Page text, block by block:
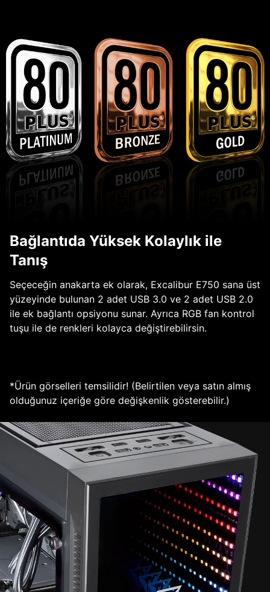
Bağlantıda Yüksek Kolaylık ile
Tanış
Seçeceğin anakarta ek olarak, Excalibur E750 sana üst
yüzeyinde bulunan 2 adet USB 3.0 ve 2 adet USB 2.0
ile ek bağlantı opsiyonu sunar. Ayrıca RGB fan kontrol
tuşu ile de renkleri kolayca değiştirebilirsin.
*Ürün görselleri temsilidir! (Belirtilen veya satın almış
olduğunuz içeriğe göre değişkenlik gösterebilir.)